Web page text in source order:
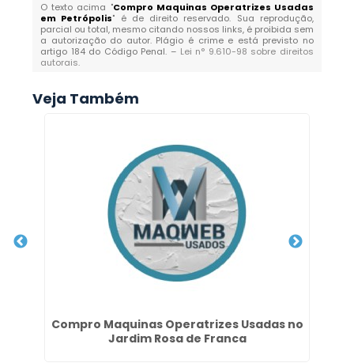
O texto acima "Compro Maquinas Operatrizes Usadas
em Petrópolis" é de direito reservado. Sua reprodução,
parcial ou total, mesmo citando nossos links, é proibida sem
a autorização do autor. Plágio é crime e está previsto no
artigo 184 do Código Penal. – Lei n° 9.610-98 sobre direitos
autorais.
Veja Também
Compro Maquinas Operatrizes Usadas no
Jardim Rosa de Franca